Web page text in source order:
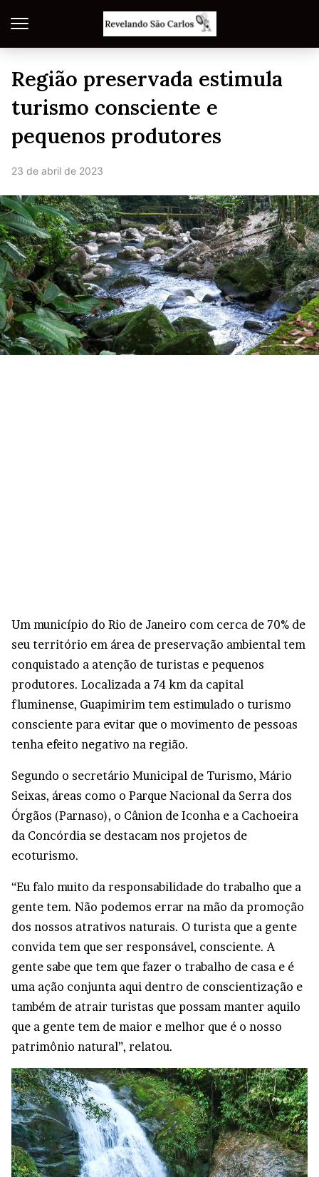
Região preservada estimula
turismo consciente e
pequenos produtores
23 de abril de 2023
Um município do Rio de Janeiro com cerca de 70% de
seu território em área de preservação ambiental tem
conquistado a atenção de turistas e pequenos
produtores. Localizada a 74 km da capital
fluminense, Guapimirim tem estimulado o turismo
consciente para evitar que o movimento de pessoas
tenha efeito negativo na região.
Segundo o secretário Municipal de Turismo, Mário
Seixas, áreas como o Parque Nacional da Serra dos
Órgãos (Parnaso), o Cânion de Iconha e a Cachoeira
da Concórdia se destacam nos projetos de
ecoturismo.
“Eu falo muito da responsabilidade do trabalho que a
gente tem. Não podemos errar na mão da promoção
dos nossos atrativos naturais. O turista que a gente
convida tem que ser responsável, consciente. A
gente sabe que tem que fazer o trabalho de casa e é
uma ação conjunta aqui dentro de conscientização e
também de atrair turistas que possam manter aquilo
que a gente tem de maior e melhor que é o nosso
patrimônio natural”, relatou.